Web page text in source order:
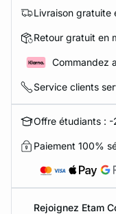
Livraison gratuite
Retour gratuit en
Commandez
Service clients
Offre étudiants :
Paiement 100%
Rejoignez Etam